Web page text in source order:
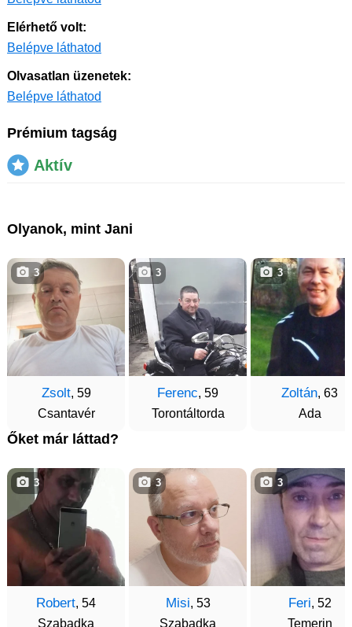
Elérhető volt:
Belépve láthatod
Olvasatlan üzenetek:
Belépve láthatod
Prémium tagság
Aktív
Olyanok, mint Jani
Zsolt, 59
Csantavér
3
Ferenc, 59
Torontáltorda
3
Zoltán, 63
Ada
3
Őket már láttad?
Robert, 54
Szabadka
3
Misi, 53
Szabadka
3
Feri, 52
Temerin
3